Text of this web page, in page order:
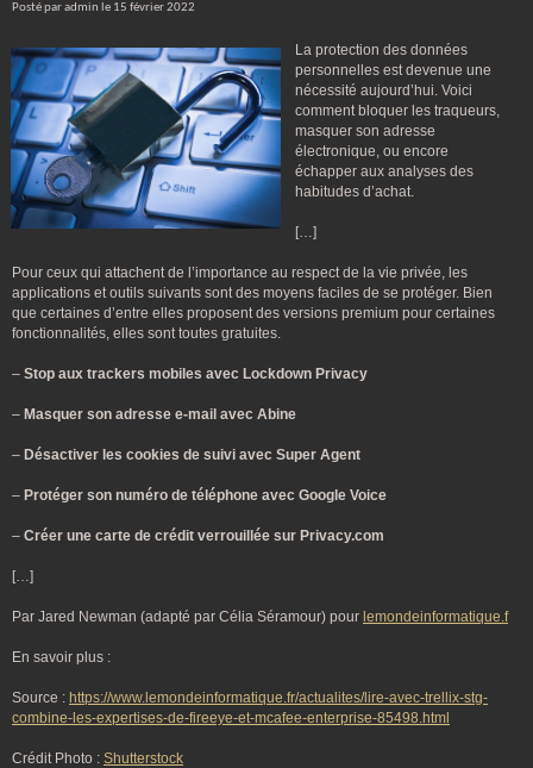
Posté par admin le 15 février 2022
La protection des données
personnelles est devenue une
nécessité aujourd’hui. Voici
comment bloquer les traqueurs,
masquer son adresse
électronique, ou encore
échapper aux analyses des
habitudes d’achat.
[…]
Pour ceux qui attachent de l’importance au respect de la vie privée, les
applications et outils suivants sont des moyens faciles de se protéger. Bien
que certaines d’entre elles proposent des versions premium pour certaines
fonctionnalités, elles sont toutes gratuites.
– Stop aux trackers mobiles avec Lockdown Privacy
– Masquer son adresse e-mail avec Abine
– Désactiver les cookies de suivi avec Super Agent
– Protéger son numéro de téléphone avec Google Voice
– Créer une carte de crédit verrouillée sur Privacy.com
[…]
Par Jared Newman (adapté par Célia Séramour) pour lemondeinformatique.f
En savoir plus :
Source : https://www.lemondeinformatique.fr/actualites/lire-avec-trellix-stg-
combine-les-expertises-de-fireeye-et-mcafee-enterprise-85498.html
Crédit Photo : Shutterstock